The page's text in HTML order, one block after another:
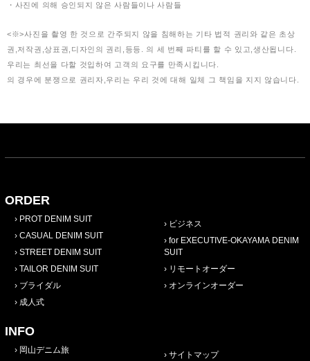
・사진에 의해 승인되지 않은 사람들이나 사람들
<※>사진을 촬영 한 것으로 간주되지 않을 침해하는 기타 법적 권리와 같은 초상
권,저작권,상표권,디자인의 권리,등등. 의 세 번째 파티를 할 수 있고,생산됩니다.
우리는 최선을 다할 것입하여 고객의 요구를 만족시킵니다.
의 경우에 분쟁으로 권리자,우리는 우리 것에 대해 일체 그 책임을 지지 않습니다.
ORDER
PROT DENIM SUIT
CASUAL DENIM SUIT
STREET DENIM SUIT
TAILOR DENIM SUIT
ブライダル
成人式
ビジネス
for EXECUTIVE-OKAYAMA DENIM
SUIT
リモートオーダー
オンラインオーダー
INFO
岡山デニム旅
サイトマップ